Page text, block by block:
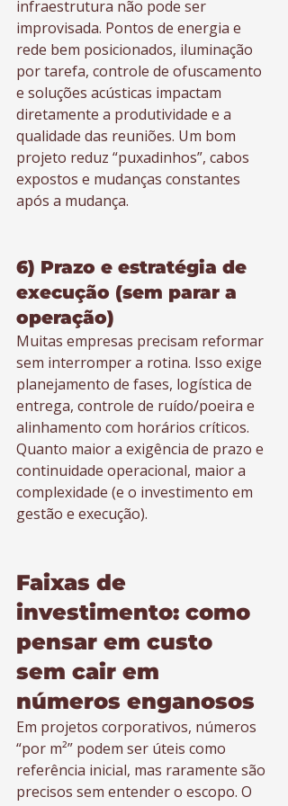
infraestrutura não pode ser
improvisada. Pontos de energia e
rede bem posicionados, iluminação
por tarefa, controle de ofuscamento
e soluções acústicas impactam
diretamente a produtividade e a
qualidade das reuniões. Um bom
projeto reduz “puxadinhos”, cabos
expostos e mudanças constantes
após a mudança.
6) Prazo e estratégia de
execução (sem parar a
operação)
Muitas empresas precisam reformar
sem interromper a rotina. Isso exige
planejamento de fases, logística de
entrega, controle de ruído/poeira e
alinhamento com horários críticos.
Quanto maior a exigência de prazo e
continuidade operacional, maior a
complexidade (e o investimento em
gestão e execução).
Faixas de
investimento: como
pensar em custo
sem cair em
números enganosos
Em projetos corporativos, números
“por m²” podem ser úteis como
referência inicial, mas raramente são
precisos sem entender o escopo. O